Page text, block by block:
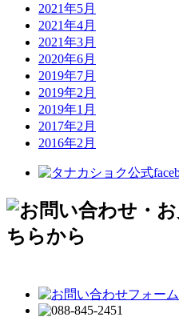
2021年5月
2021年4月
2021年3月
2020年6月
2019年7月
2019年2月
2019年1月
2017年2月
2016年2月